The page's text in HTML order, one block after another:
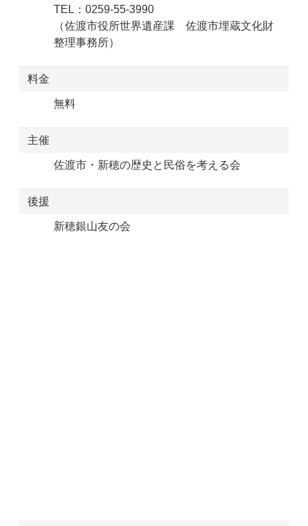
TEL：0259-55-3990
（佐渡市役所世界遺産課 佐渡市埋蔵文化財
整理事務所）
料金
無料
主催
佐渡市・新穂の歴史と民俗を考える会
後援
新穂銀山友の会